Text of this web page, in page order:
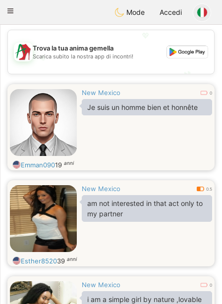
Amami Ora
Toggle
Mode Accedi
💖
💕
Trova la tua anima gemella
Scarica subito la nostra app di incontri!
New Mexico 0
Je suis un homme bien et honnête
Emman09019 anni
New Mexico 0.5
am not interested in that act only to
my partner
Esther852039 anni
New Mexico 0
i am a simple girl by nature ,lovable